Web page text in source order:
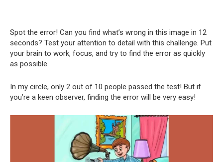
Spot the error! Can you find what’s wrong in this image in 12
seconds? Test your attention to detail with this challenge. Put
your brain to work, focus, and try to find the error as quickly
as possible.
In my circle, only 2 out of 10 people passed the test! But if
you’re a keen observer, finding the error will be very easy!